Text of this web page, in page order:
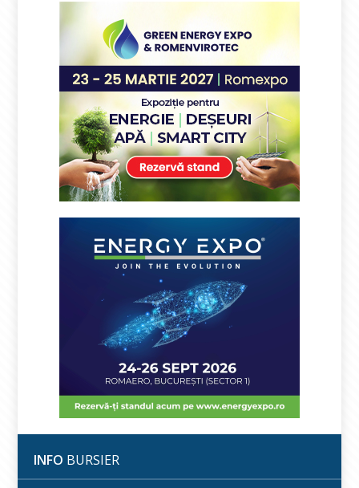
INFO BURSIER